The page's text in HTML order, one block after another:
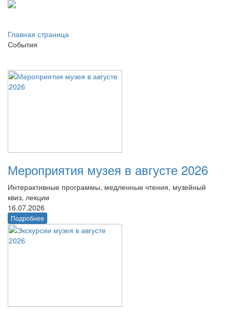
Главная страница
События
Мероприятия музея в августе 2026
Интерактивные программы, медленные чтения, музейный
квиз, лекции
16.07.2026
Подробнее